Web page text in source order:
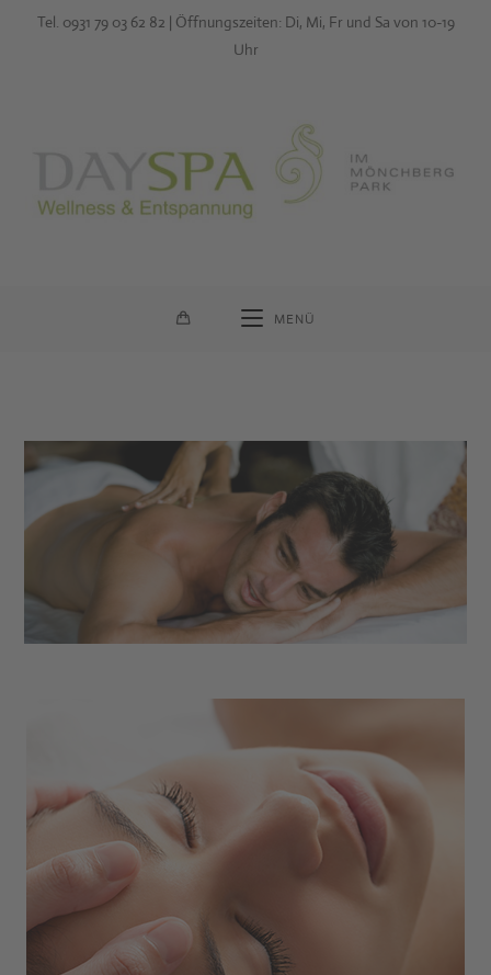
Tel. 0931 79 03 62 82 | Öffnungszeiten: Di, Mi, Fr und Sa von 10-19
Uhr
MENÜ